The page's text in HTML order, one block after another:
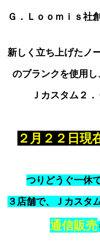
Ｇ．Ｌｏｏｍｉｓ社
新しく立ち上げたノ
のブランクを使用
Ｊカスタム２
２月２２日現
つりどうぐ一休
３店舗で、Ｊカスタ
通信販売